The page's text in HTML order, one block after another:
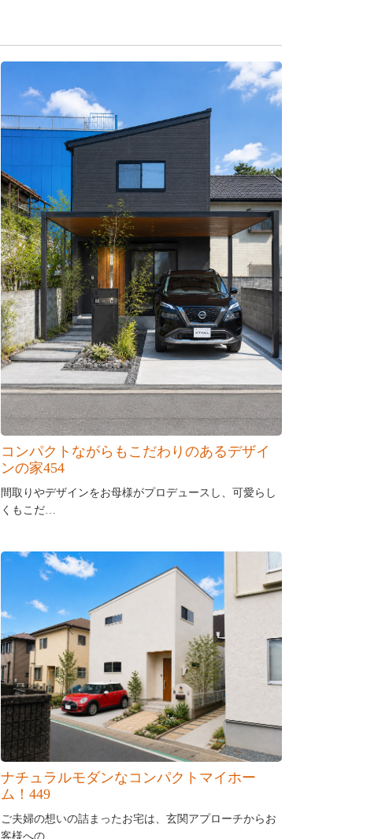
コンパクトながらもこだわりのあるデザイ
ンの家454
間取りやデザインをお母様がプロデュースし、可愛らし
くもこだ…
ナチュラルモダンなコンパクトマイホー
ム！449
ご夫婦の想いの詰まったお宅は、玄関アプローチからお
客様への…